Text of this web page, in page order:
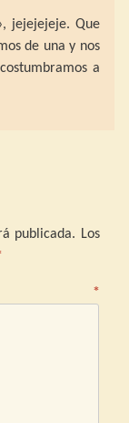
jejejejeje. Que
de una y nos
a
publicada. Los
*